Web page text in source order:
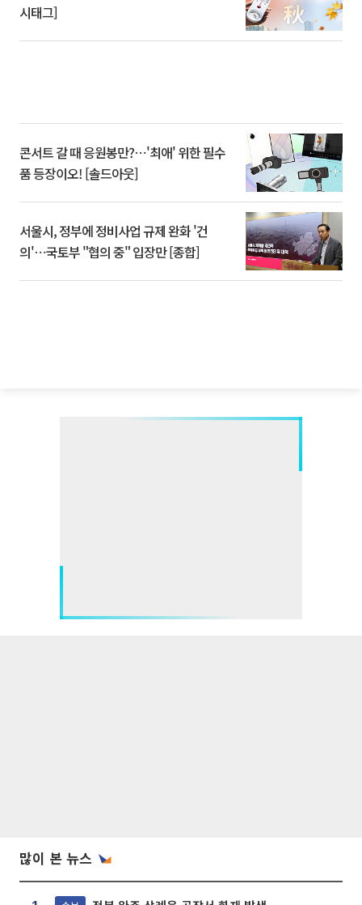
시태그]
콘서트 갈 때 응원봉만?⋯'최애' 위한 필수
품 등장이오! [솔드아웃]
서울시, 정부에 정비사업 규제 완화 '건
의'⋯국토부 "협의 중" 입장만 [종합]
많이 본 뉴스